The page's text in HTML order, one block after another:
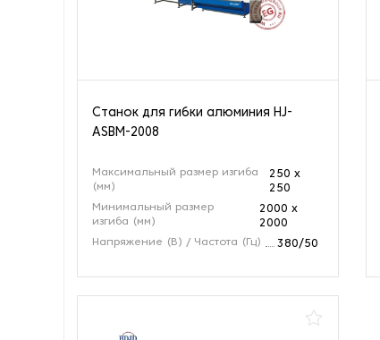
Станок для гибки алюминия HJ-
ASBM-2008
Максимальный размер изгиба
(мм)
250 х
250
Минимальный размер
изгиба (мм)
2000 х
2000
Напряжение (В) / Частота (Гц)
380/50